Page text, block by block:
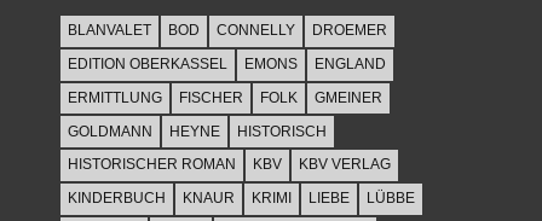
BLANVALET BOD CONNELLY
DROEMER
EDITION OBERKASSEL
EMONS
ENGLAND
ERMITTLUNG
FISCHER FOLK
GMEINER
GOLDMANN
HEYNE
HISTORISCH
HISTORISCHER ROMAN
KBV
KBV VERLAG
KINDERBUCH
KNAUR KRIMI LIEBE LÜBBE